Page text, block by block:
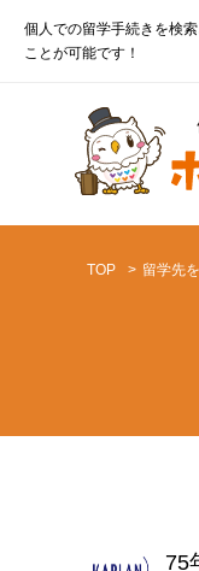
個人での留学手続きを検
ことが可能です！
TOP 留学先
75